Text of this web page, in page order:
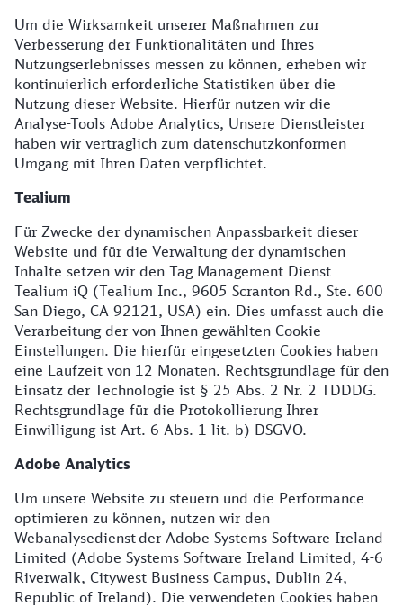
Um die Wirksamkeit unserer Maßnahmen zur
Verbesserung der Funktionalitäten und Ihres
Nutzungserlebnisses messen zu können, erheben wir
kontinuierlich erforderliche Statistiken über die
Nutzung dieser Website. Hierfür nutzen wir die
Analyse-Tools Adobe Analytics, Unsere Dienstleister
haben wir vertraglich zum datenschutzkonformen
Umgang mit Ihren Daten verpflichtet.
Tealium
Für Zwecke der dynamischen Anpassbarkeit dieser
Website und für die Verwaltung der dynamischen
Inhalte setzen wir den Tag Management Dienst
Tealium iQ (Tealium Inc., 9605 Scranton Rd., Ste. 600
San Diego, CA 92121, USA) ein. Dies umfasst auch die
Verarbeitung der von Ihnen gewählten Cookie-
Einstellungen. Die hierfür eingesetzten Cookies haben
eine Laufzeit von 12 Monaten. Rechtsgrundlage für den
Einsatz der Technologie ist § 25 Abs. 2 Nr. 2 TDDDG.
Rechtsgrundlage für die Protokollierung Ihrer
Einwilligung ist Art. 6 Abs. 1 lit. b) DSGVO.
Adobe Analytics
Um unsere Website zu steuern und die Performance
optimieren zu können, nutzen wir den
Webanalysedienst der Adobe Systems Software Ireland
Limited (Adobe Systems Software Ireland Limited, 4-6
Riverwalk, Citywest Business Campus, Dublin 24,
Republic of Ireland). Die verwendeten Cookies haben